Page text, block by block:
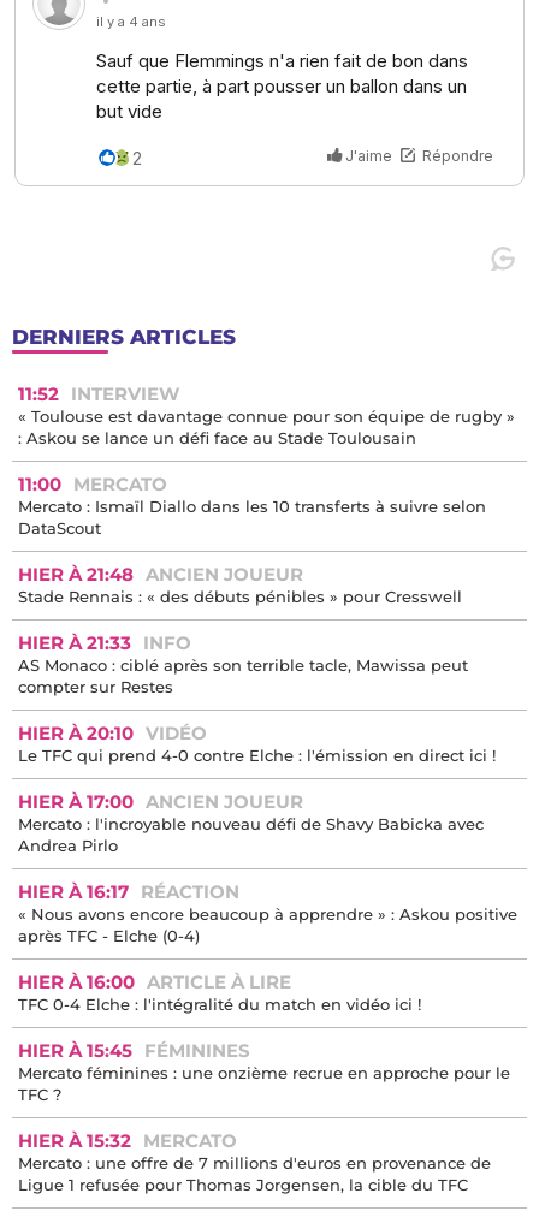
DERNIERS ARTICLES
11:52 INTERVIEW
« Toulouse est davantage connue pour son équipe de rugby »
: Askou se lance un défi face au Stade Toulousain
11:00 MERCATO
Mercato : Ismaïl Diallo dans les 10 transferts à suivre selon
DataScout
HIER À 21:48 ANCIEN JOUEUR
Stade Rennais : « des débuts pénibles » pour Cresswell
HIER À 21:33 INFO
AS Monaco : ciblé après son terrible tacle, Mawissa peut
compter sur Restes
HIER À 20:10 VIDÉO
Le TFC qui prend 4-0 contre Elche : l'émission en direct ici !
HIER À 17:00 ANCIEN JOUEUR
Mercato : l'incroyable nouveau défi de Shavy Babicka avec
Andrea Pirlo
HIER À 16:17 RÉACTION
« Nous avons encore beaucoup à apprendre » : Askou positive
après TFC - Elche (0-4)
HIER À 16:00 ARTICLE À LIRE
TFC 0-4 Elche : l'intégralité du match en vidéo ici !
HIER À 15:45 FÉMININES
Mercato féminines : une onzième recrue en approche pour le
TFC ?
HIER À 15:32 MERCATO
Mercato : une offre de 7 millions d'euros en provenance de
Ligue 1 refusée pour Thomas Jorgensen, la cible du TFC